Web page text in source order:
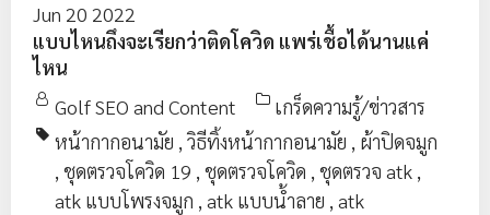
Jun 20 2022
แบบไหนถึงจะเรียกว่าติดโควิด แพร่เชื้อได้นานแค่
ไหน
Golf SEO and Content
เกร็ดความรู้/ข่าวสาร
หน้ากากอนามัย , วิธีทิ้งหน้ากากอนามัย , ผ้าปิดจมูก
, ชุดตรวจโควิด 19 , ชุดตรวจโควิด , ชุดตรวจ atk ,
atk แบบโพรงจมูก , atk แบบน้ำลาย , atk